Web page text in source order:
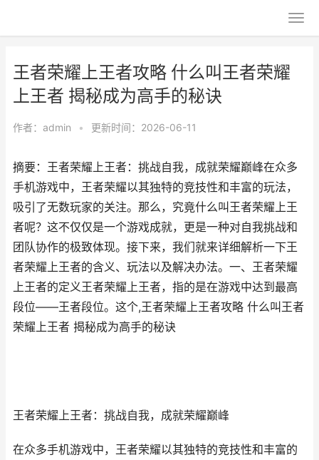
王者荣耀上王者攻略 什么叫王者荣耀
上王者 揭秘成为高手的秘诀
作者： admin • 更新时间：2026-06-11
摘要：王者荣耀上王者：挑战自我，成就荣耀巅峰在众多
手机游戏中，王者荣耀以其独特的竞技性和丰富的玩法，
吸引了无数玩家的关注。那么，究竟什么叫王者荣耀上王
者呢？这不仅仅是一个游戏成就，更是一种对自我挑战和
团队协作的极致体现。接下来，我们就来详细解析一下王
者荣耀上王者的含义、玩法以及解决办法。一、王者荣耀
上王者的定义王者荣耀上王者，指的是在游戏中达到最高
段位——王者段位。这个,王者荣耀上王者攻略 什么叫王者
荣耀上王者 揭秘成为高手的秘诀
王者荣耀上王者：挑战自我，成就荣耀巅峰
在众多手机游戏中，王者荣耀以其独特的竞技性和丰富的